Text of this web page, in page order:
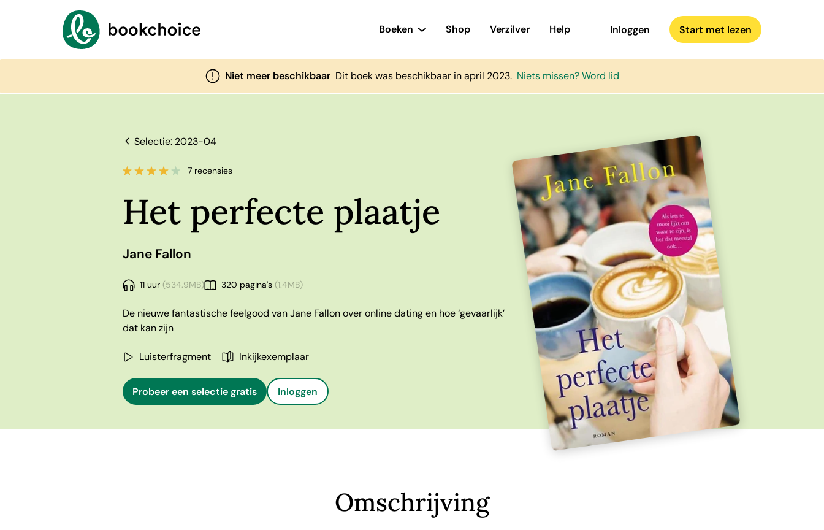
Boeken Shop Verzilver Help Inloggen Start met lezen
Niet meer beschikbaar Dit boek was beschikbaar in april 2023. Niets missen? Word lid
Selectie: 2023-04
7 recensies
Het perfecte plaatje
Jane Fallon
11 uur(534.9MB) 320 pagina's(1.4MB)
De nieuwe fantastische feelgood van Jane Fallon over online dating en hoe ‘gevaarlijk’
dat kan zijn
Luisterfragment Inkijkexemplaar
Probeer een selectie gratis Inloggen
Omschrijving